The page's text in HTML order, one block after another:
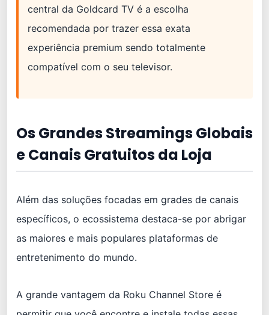
central da Goldcard TV é a escolha
recomendada por trazer essa exata
experiência premium sendo totalmente
compatível com o seu televisor.
Os Grandes Streamings Globais
e Canais Gratuitos da Loja
Além das soluções focadas em grades de canais
específicos, o ecossistema destaca-se por abrigar
as maiores e mais populares plataformas de
entretenimento do mundo.
A grande vantagem da Roku Channel Store é